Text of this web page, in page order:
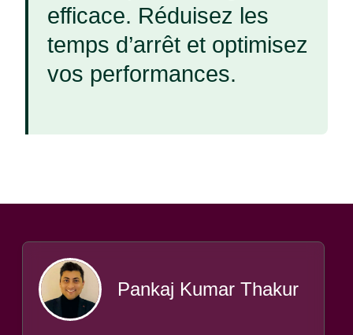
efficace. Réduisez les
temps d’arrêt et optimisez
vos performances.
Pankaj Kumar Thakur